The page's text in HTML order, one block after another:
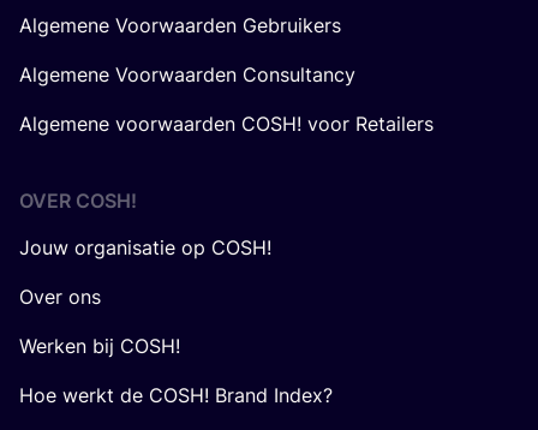
Algemene Voorwaarden Gebruikers
Algemene Voorwaarden Consultancy
Algemene voorwaarden COSH! voor Retailers
OVER COSH!
Jouw organisatie op COSH!
Over ons
Werken bij COSH!
Hoe werkt de COSH! Brand Index?